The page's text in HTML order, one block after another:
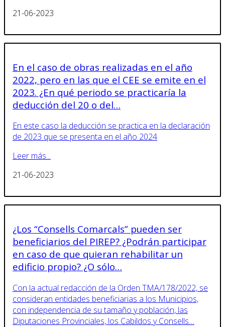
21-06-2023
En el caso de obras realizadas en el año
2022, pero en las que el CEE se emite en el
2023. ¿En qué periodo se practicaría la
deducción del 20 o del…
En este caso la deducción se practica en la declaración
de 2023 que se presenta en el año 2024
Leer más...
21-06-2023
¿Los “Consells Comarcals” pueden ser
beneficiarios del PIREP? ¿Podrán participar
en caso de que quieran rehabilitar un
edificio propio? ¿O sólo…
Con la actual redacción de la Orden TMA/178/2022, se
consideran entidades beneficiarias a los Municipios,
con independencia de su tamaño y población, las
Diputaciones Provinciales, los Cabildos y Consells…